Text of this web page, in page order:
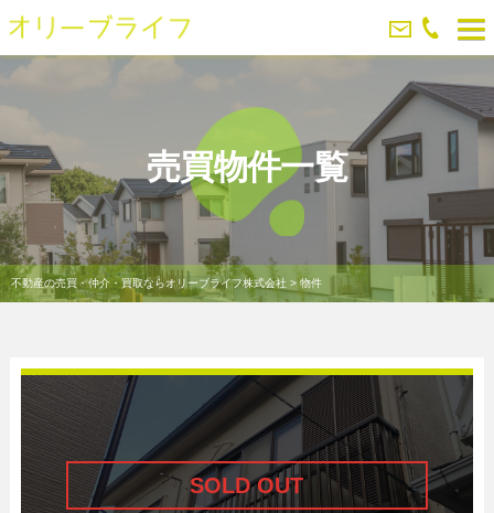
売買物件一覧
不動産の売買・仲介・買取ならオリーブライフ株式会社 >物件